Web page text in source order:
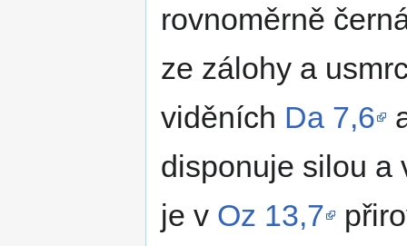
rovnoměrně
ze zálohy a
viděních Da 7,6
disponuje silou a
je v Oz 13,7